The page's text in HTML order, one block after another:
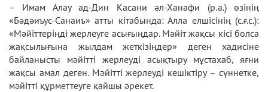
– Имам Алау ад-Дин Касани әл-Ханафи (р.а.) өзінің
«Бәдәиъус-Санаиъ» атты кітабында: Алла елшісінің (с.ғ.с.):
«Мәйіттеріңді жерлеуге асығыңдар. Мәйіт жақсы кісі болса
жақсылығына жылдам жеткізіңдер» деген хадисіне
байланысты мәйітті жерлеуді асықтыру мұстахаб, яғни
жақсы амал деген. Мәйітті жерлеуді кешіктіру – сүннетке,
мәйітті құрметтеуге қайшы әрекет.